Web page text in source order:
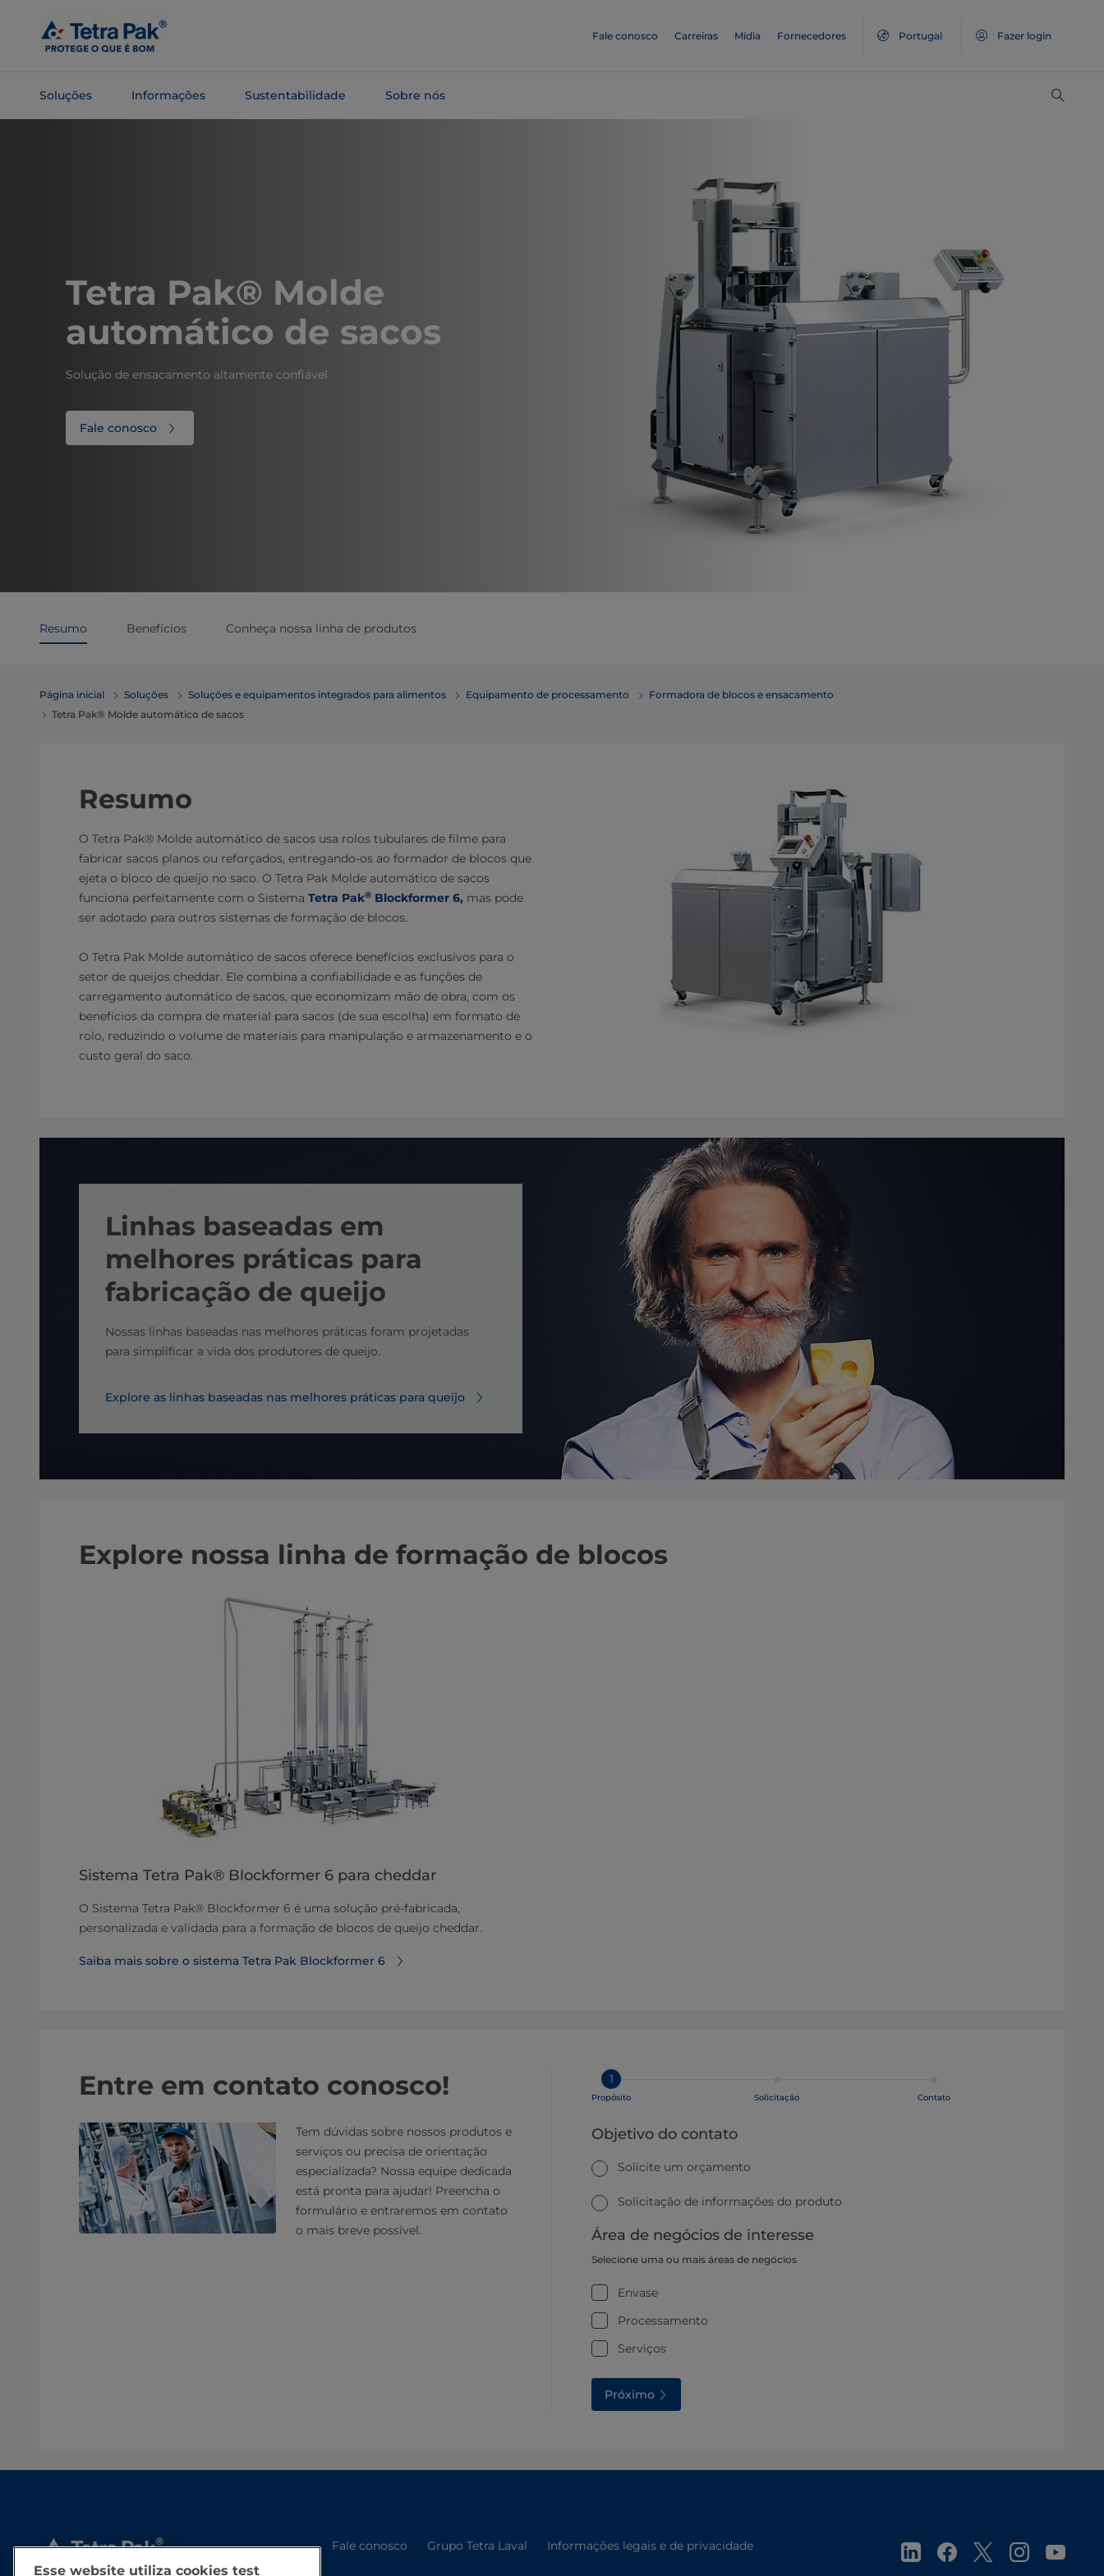
para o
conteúdo
Fale conosco Carreiras Mídia Fornecedores Portugal Fazer login
Soluções Informações Sustentabilidade Sobre nós
Tetra Pak® Molde
automático de sacos
Solução de ensacamento altamente confiável
Fale conosco
Resumo Benefícios Conheça nossa linha de produtos
Página inicial Soluções Soluções e equipamentos integrados para alimentos Equipamento de processamento
Formadora de blocos e ensacamento
Tetra Pak® Molde automático de sacos
Resumo
O Tetra Pak® Molde automático de sacos usa rolos tubulares de filme para
fabricar sacos planos ou reforçados, entregando-os ao formador de blocos que
ejeta o bloco de queijo no saco. O Tetra Pak Molde automático de sacos
funciona perfeitamente com o Sistema Tetra Pak® Blockformer 6, mas pode
ser adotado para outros sistemas de formação de blocos.
O Tetra Pak Molde automático de sacos oferece benefícios exclusivos para o
setor de queijos cheddar. Ele combina a confiabilidade e as funções de
carregamento automático de sacos, que economizam mão de obra, com os
benefícios da compra de material para sacos (de sua escolha) em formato de
rolo, reduzindo o volume de materiais para manipulação e armazenamento e o
custo geral do saco.
Linhas baseadas em
melhores práticas para
fabricação de queijo
Nossas linhas baseadas nas melhores práticas foram projetadas
para simplificar a vida dos produtores de queijo.
Explore as linhas baseadas nas melhores práticas para queijo
Explore nossa linha de formação de blocos
Sistema Tetra Pak® Blockformer 6 para cheddar
O Sistema Tetra Pak® Blockformer 6 é uma solução pré-fabricada,
personalizada e validada para a formação de blocos de queijo cheddar.
Saiba mais sobre o sistema Tetra Pak Blockformer 6
Entre em contato conosco!
Tem dúvidas sobre nossos produtos e
serviços ou precisa de orientação
especializada? Nossa equipe dedicada
está pronta para ajudar! Preencha o
formulário e entraremos em contato
o mais breve possível.
1
Propósito Solicitação Contato
Objetivo do contato
Solicite um orçamento
Solicitação de informações do produto
Área de negócios de interesse
Selecione uma ou mais áreas de negócios
Envase
Processamento
Serviços
Próximo
Fale conosco Grupo Tetra Laval Informações legais e de privacidade
Esse website utiliza cookies test